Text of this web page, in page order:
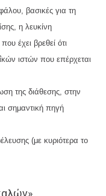
βασικές για τη
η λευκίνη
έχει βρεθεί ότι
ιστών που επέρχεται
της διάθεσης, στην
σημαντική πηγή
(με κυριότερα το